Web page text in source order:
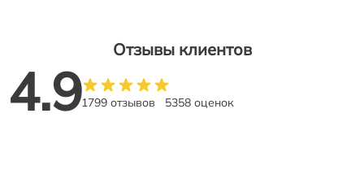
Отзывы клиентов
4.91799 отзывов 5358 оценок